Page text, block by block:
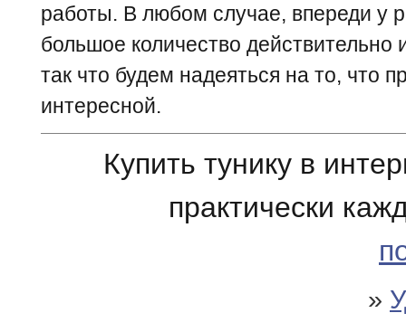
работы. В любом случае, впереди у
большое количество
так что будем надеяться на то, что
интересной.
Купить тунику в
практически
»